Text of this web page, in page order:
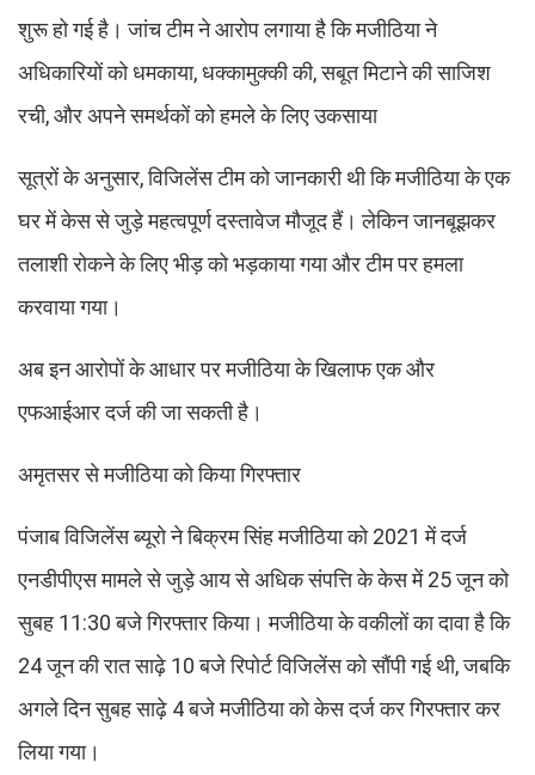
शुरू हो गई है। जांच टीम ने आरोप लगाया है कि मजीठिया ने
अधिकारियों को धमकाया, धक्कामुक्की की, सबूत मिटाने की साजिश
रची, और अपने समर्थकों को हमले के लिए उकसाया
सूत्रों के अनुसार, विजिलेंस टीम को जानकारी थी कि मजीठिया के एक
घर में केस से जुड़े महत्वपूर्ण दस्तावेज मौजूद हैं। लेकिन जानबूझकर
तलाशी रोकने के लिए भीड़ को भड़काया गया और टीम पर हमला
करवाया गया।
अब इन आरोपों के आधार पर मजीठिया के खिलाफ एक और
एफआईआर दर्ज की जा सकती है।
अमृतसर से मजीठिया को किया गिरफ्तार
पंजाब विजिलेंस ब्यूरो ने बिक्रम सिंह मजीठिया को 2021 में दर्ज
एनडीपीएस मामले से जुड़े आय से अधिक संपत्ति के केस में 25 जून को
सुबह 11:30 बजे गिरफ्तार किया। मजीठिया के वकीलों का दावा है कि
24 जून की रात साढ़े 10 बजे रिपोर्ट विजिलेंस को सौंपी गई थी, जबकि
अगले दिन सुबह साढ़े 4 बजे मजीठिया को केस दर्ज कर गिरफ्तार कर
लिया गया।